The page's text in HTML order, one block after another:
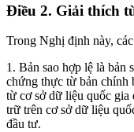
Điều 2. Giải thích
Trong Nghị định này,
1. Bản sao hợp lệ là bản
chứng thực từ bản chính
từ cơ sở dữ liệu quốc
trữ trên cơ sở dữ liệu
đầu tư.